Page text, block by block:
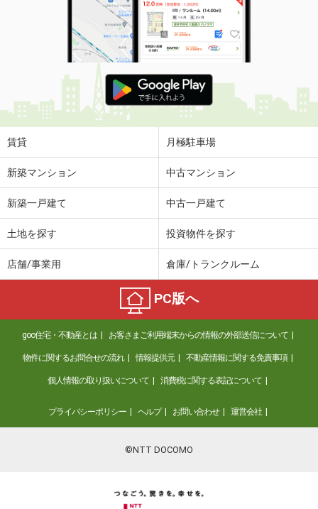
賃貸 月極駐車場
新築マンション 中古マンション
新築一戸建て 中古一戸建て
土地を探す 投資物件を探す
店舗/事業用 倉庫/トランクルーム
PC版へ
goo住宅・不動産とは お客さまご利用端末からの情報の外部送信について
物件に関するお問合せの流れ 情報提供元 不動産情報に関する免責事項
個人情報の取り扱いについて 消費税に関する表記について
プライバシーポリシー ヘルプ お問い合わせ 運営会社
©NTT DOCOMO